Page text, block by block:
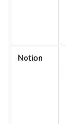
Notion